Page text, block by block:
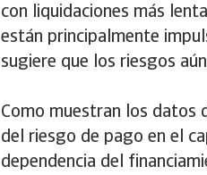
con liquidaciones más
están principalmente
sugiere que los riesgos
Como muestran los datos
del riesgo de pago en el
dependencia del